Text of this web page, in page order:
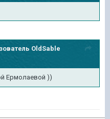
OldSable
Ермолаевой ))